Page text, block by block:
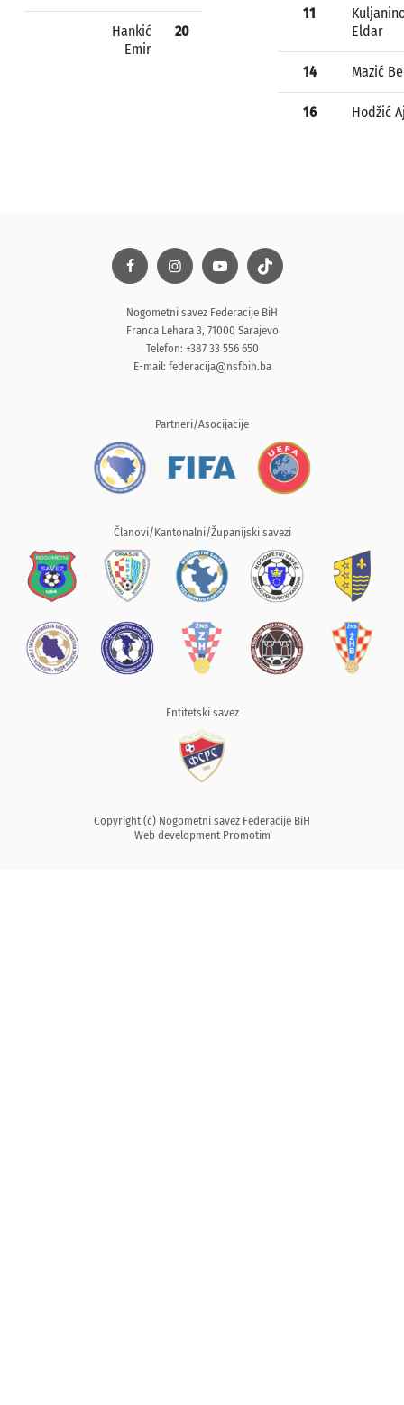
Hankić
Emir
20
11
Eldar
14 Mazić
16 Hodžić
Nogometni savez Federacije BiH
Franca Lehara 3, 71000 Sarajevo
Telefon: +387 33 556 650
E-mail: federacija@nsfbih.ba
Partneri/Asocijacije
Članovi/Kantonalni/Županijski savezi
Entitetski savez
Copyright (c) Nogometni savez Federacije BiH
Web development Promotim